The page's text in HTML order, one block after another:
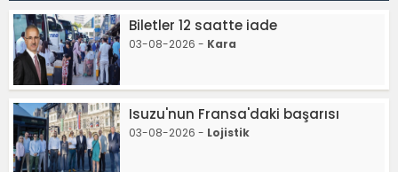
Biletler 12 saatte iade
03-08-2026 - Kara
Isuzu'nun Fransa'daki başarısı
03-08-2026 - Lojistik